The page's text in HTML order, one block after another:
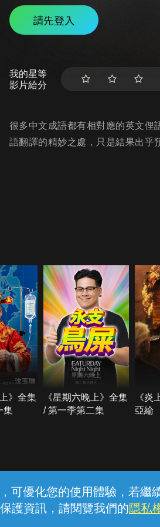
可優化您的使用體驗，若
護資訊，請閱覽我們的隱私
請先登入
我的星等
影片給分
很多中文成語都有相對應的英文俚
語翻譯的精妙之處，只是結果出乎
》全集
集
《星期六晚上》全集
/ 第一季第二集
《炎
亞綸
線上客服 服務條款
中華電信股份有限公司個人家庭分公司 (